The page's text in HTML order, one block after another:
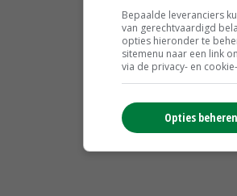
Bepaalde leveranciers
van gerechtvaardigd
opties hieronder te
sitemenu naar een link
via de privacy- en
Opties beheren